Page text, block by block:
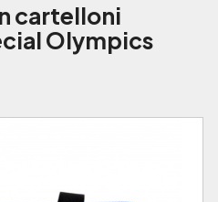
cartelloni
Olympics